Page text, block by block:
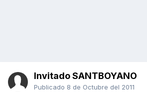
Invitado SANTBOYANO
Publicado 8 de Octubre del 2011